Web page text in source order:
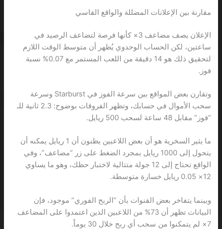
مقارنة بين الإعلانات المضللة والواقع القاسي
الإعلان يصف مضاعف 3× كأنها فرصة لتضاعف الرصيد في
ساعتين، لكن الحساب الوحدوي يُظهر أن متوسط الوقت اللازم
لتحقيق ذلك هو 14 دقيقة من اللعب المستمر مع 0.07% نسبة
فوز.
وتقارن بعض المواقع بين سرعة الفوز في Starburst وسرعة
سحب الأموال في حسابك، وتظهر الفروقات بوضوح: 2.3 ثانية للـ
“فوز” مقابل 48 ساعة لسحب 500 ريايل.
ما يثير السخرية هو أن بعض اللاعبين يظنون أن 1 ريايل يمكنه أن
يتحول إلى 1000 ريايل بمجرد الضغط على زر “مضاعف”، وفي
الواقع تحتاج إلى 12 جولة متتالية لاختبار حظك، وهو ما يساوي
12× 0.05 ريايل خسارة متوسطة.
وبينما يتفاخر بعض القنوات بأن “الربح الفوري” موجود، فإن
البيانات تظهر أن 73% من اللاعبين الذين اعتمدوا على المضاعف
7× لم يتمكنوا من سحب أي ربح خلال 30 يوماً.